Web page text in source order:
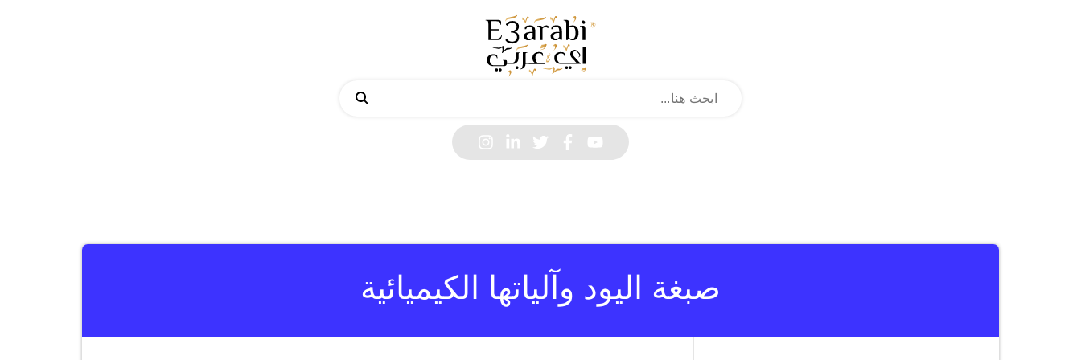
صبغة اليود وآلياتها الكيميائية